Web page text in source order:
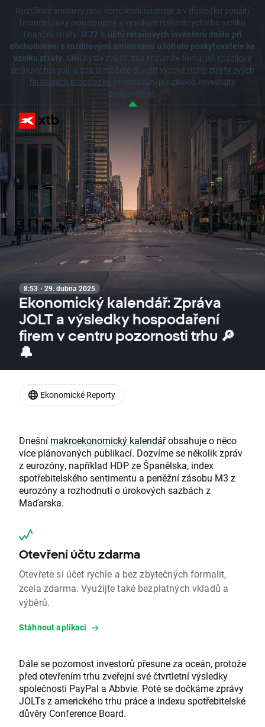
Rozdílové smlouvy jsou komplexní nástroje a v důsledku použití
finanční páky jsou spojeny s vysokým rizikem rychlého vzniku
finanční ztráty. U 77 % účtů retailových investorů došlo při
obchodování s rozdílovými smlouvami u tohoto poskytovatele ke
vzniku ztráty. Měli byste zvážit, zda rozumíte tomu, jak rozdílové
smlouvy fungují, a zda si můžete dovolit vysoké riziko ztráty svých
finančních prostředků.Investování je rizikové. Investujte
zodpovědně.
8:53 · 29. dubna 2025
Ekonomický kalendář: Zpráva
JOLT a výsledky hospodaření
firem v centru pozornosti trhu 🔎
🔔
Dnešní makroekonomický kalendářobsahuje o něco
více plánovaných publikací. Dozvíme se několik zpráv
z eurozóny, například HDP ze Španělska, index
spotřebitelského sentimentu a peněžní zásobu M3 z
eurozóny a rozhodnutí o úrokových sazbách z
Maďarska.
Otevření účtu zdarma
Otevřete si účet rychle a bez zbytečných formalit,
zcela zdarma. Využijte také bezplatných vkladů a
výběrů.
Stáhnout aplikaci
Dále se pozornost investorů přesune za oceán, protože
před otevřením trhu zveřejní své čtvrtletní výsledky
společnosti PayPal a Abbvie. Poté se dočkáme zprávy
JOLTs z amerického trhu práce a indexu spotřebitelské
důvěry Conference Board.
Ekonomické Reporty